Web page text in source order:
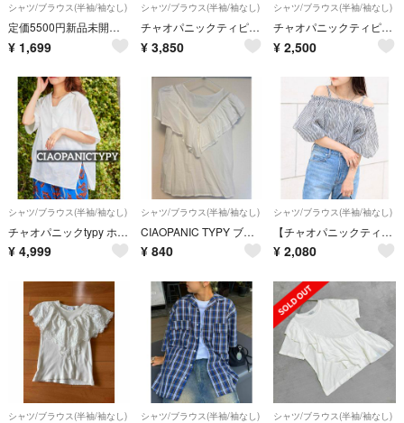
シャツ/ブラウス(半袖/袖なし)
定価5500円新品未開封 CIAOPANIC TYPY ストライプ柄ルーズシャツ
¥ 1,699
シャツ/ブラウス(半袖/袖なし)
チャオパニックティピー テックリネン半袖シャツ(値下げしました)
¥ 3,850
シャツ/ブラウス(半袖/袖なし)
チャオパニックティピー シャツ
¥ 2,500
シャツ/ブラウス(半袖/袖なし)
チャオパニックtypy ホワイト コットン 半袖 フード付 シャツ ブラウス
¥ 4,999
シャツ/ブラウス(半袖/袖なし)
CIAOPANIC TYPY ブラウス
¥ 840
シャツ/ブラウス(半袖/袖なし)
【チャオパニックティピー】完売★マルチway♪シアー素材ボリュームブラウス★春夏
¥ 2,080
シャツ/ブラウス(半袖/袖なし) シャツ/ブラウス(半袖/袖なし) シャツ/ブラウス(半袖/袖なし)